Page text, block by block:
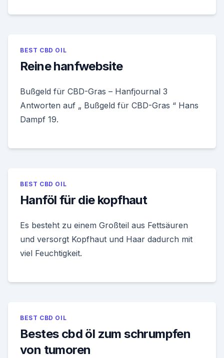
BEST CBD OIL
Reine hanfwebsite
Bußgeld für CBD-Gras – Hanfjournal 3
Antworten auf „ Bußgeld für CBD-Gras “ Hans
Dampf 19.
BEST CBD OIL
Hanföl für die kopfhaut
Es besteht zu einem Großteil aus Fettsäuren
und versorgt Kopfhaut und Haar dadurch mit
viel Feuchtigkeit.
BEST CBD OIL
Bestes cbd öl zum schrumpfen
von tumoren